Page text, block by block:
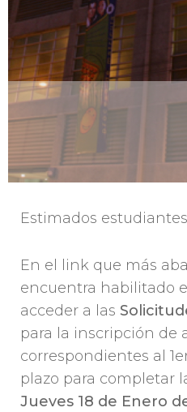
Estimados
En el link que más
encuentra habilitado
acceder a las
para la inscripción de
correspondientes al
plazo para completar
Jueves 18 de Enero